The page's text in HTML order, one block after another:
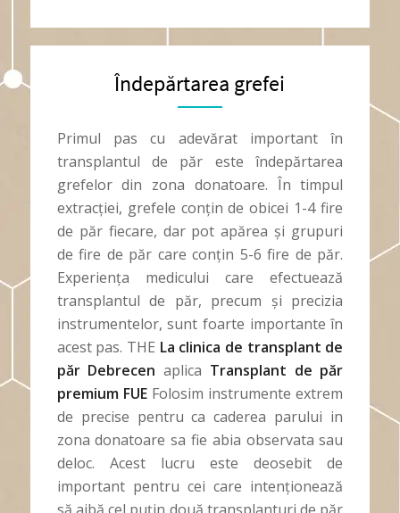
Îndepărtarea grefei
Primul pas cu adevărat important în
transplantul de păr este îndepărtarea
grefelor din zona donatoare. În timpul
extracției, grefele conțin de obicei 1-4 fire
de păr fiecare, dar pot apărea și grupuri
de fire de păr care conțin 5-6 fire de păr.
Experiența medicului care efectuează
transplantul de păr, precum și precizia
instrumentelor, sunt foarte importante în
acest pas. THE La clinica de transplant de
păr Debrecen aplica Transplant de păr
premium FUEFolosim instrumente extrem
de precise pentru ca caderea parului in
zona donatoare sa fie abia observata sau
deloc. Acest lucru este deosebit de
important pentru cei care intenționează